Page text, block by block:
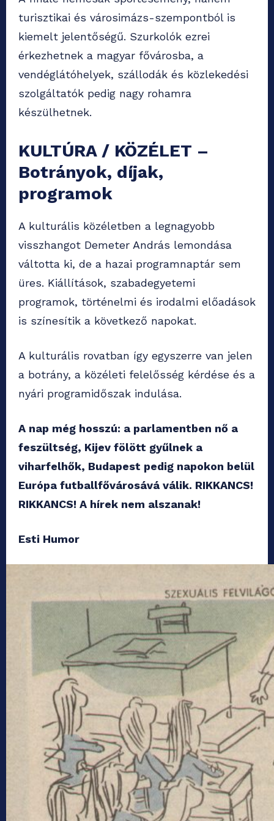
turisztikai és városimázs-szempontból is
kiemelt jelentőségű. Szurkolók ezrei
érkezhetnek a magyar fővárosba, a
vendéglátóhelyek, szállodák és közlekedési
szolgáltatók pedig nagy rohamra
készülhetnek.
KULTÚRA / KÖZÉLET –
Botrányok, díjak,
programok
A kulturális közéletben a legnagyobb
visszhangot Demeter András lemondása
váltotta ki, de a hazai programnaptár sem
üres. Kiállítások, szabadegyetemi
programok, történelmi és irodalmi előadások
is színesítik a következő napokat.
A kulturális rovatban így egyszerre van jelen
a botrány, a közéleti felelősség kérdése és a
nyári programidőszak indulása.
A nap még hosszú: a parlamentben nő a
feszültség, Kijev fölött gyűlnek a
viharfelhők, Budapest pedig napokon belül
Európa futballfővárosává válik. RIKKANCS!
RIKKANCS! A hírek nem alszanak!
Esti Humor